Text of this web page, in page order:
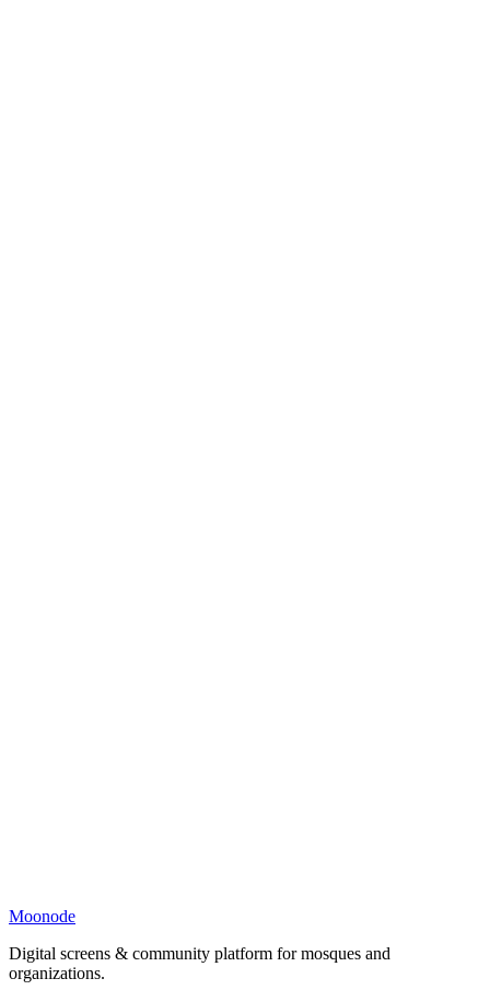
Moonode
Digital screens & community platform for mosques and
organizations.